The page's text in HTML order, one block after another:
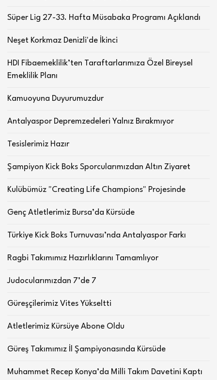
Süper Lig 27-33. Hafta Müsabaka Programı Açıklandı
Neşet Korkmaz Denizli'de İkinci
HDI Fibaemeklilik’ten Taraftarlarımıza Özel Bireysel
Emeklilik Planı
Kamuoyuna Duyurumuzdur
Antalyaspor Depremzedeleri Yalnız Bırakmıyor
Tesislerimiz Hazır
Şampiyon Kick Boks Sporcularımızdan Altın Ziyaret
Kulübümüz "Creating Life Champions" Projesinde
Genç Atletlerimiz Bursa’da Kürsüde
Türkiye Kick Boks Turnuvası’nda Antalyaspor Farkı
Ragbi Takımımız Hazırlıklarını Tamamlıyor
Judocularımızdan 7’de 7
Güreşçilerimiz Vites Yükseltti
Atletlerimiz Kürsüye Abone Oldu
Güreş Takımımız İl Şampiyonasında Kürsüde
Muhammet Recep Konya’da Milli Takım Davetini Kaptı